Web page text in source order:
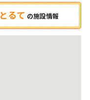
るて の施設情報